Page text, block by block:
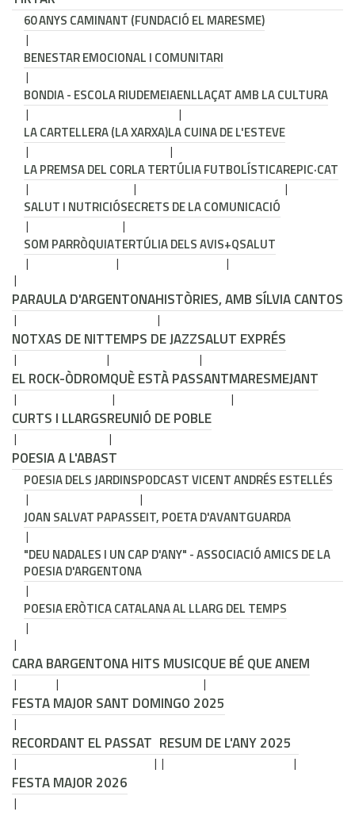
60 ANYS CAMINANT (FUNDACIÓ EL MARESME)
BENESTAR EMOCIONAL I COMUNITARI
BONDIA - ESCOLA RIUDEMEIAENLLAÇAT AMB LA CULTURA
LA CARTELLERA (LA XARXA)LA CUINA DE L'ESTEVE
LA PREMSA DEL CORLA TERTÚLIA FUTBOLÍSTICAREPIC·CAT
SALUT I NUTRICIÓSECRETS DE LA COMUNICACIÓ
SOM PARRÒQUIATERTÚLIA DELS AVIS+QSALUT
PARAULA D'ARGENTONAHISTÒRIES, AMB SÍLVIA CANTOS
NOTXAS DE NITTEMPS DE JAZZSALUT EXPRÉS
EL ROCK-ÒDROMQUÈ ESTÀ PASSANTMARESMEJANT
CURTS I LLARGSREUNIÓ DE POBLE
POESIA A L'ABAST
POESIA DELS JARDINSPODCAST VICENT ANDRÉS ESTELLÉS
JOAN SALVAT PAPASSEIT, POETA D'AVANTGUARDA
"DEU NADALES I UN CAP D'ANY" - ASSOCIACIÓ AMICS DE LA
POESIA D'ARGENTONA
POESIA ERÒTICA CATALANA AL LLARG DEL TEMPS
CARA BARGENTONA HITS MUSICQUE BÉ QUE ANEM
FESTA MAJOR SANT DOMINGO 2025
RECORDANT EL PASSAT RESUM DE L'ANY 2025
FESTA MAJOR 2026